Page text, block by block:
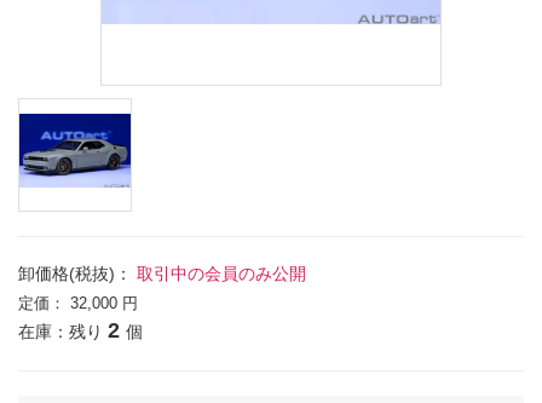
卸価格(税抜)： 取引中の会員のみ公開
定価： 32,000 円
在庫：残り 2 個